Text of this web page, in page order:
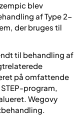
blev
af Type 2-
der bruges til
til behandling af
på omfattende
program,
Wegovy